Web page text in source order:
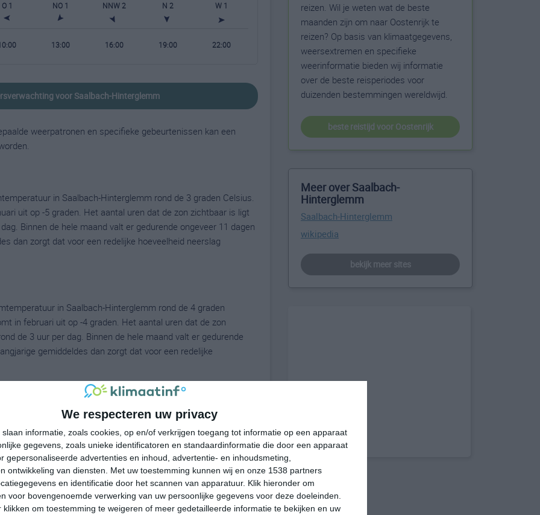
We respecteren uw privacy
slaan informatie, zoals cookies, op en/of verkrijgen toegang tot informatie op een apparaat
gegevens, zoals unieke identificatoren en standaardinformatie die door een apparaat
gepersonaliseerde advertenties en inhoud, advertentie- en inhoudsmeting,
ontwikkeling van diensten.
Met uw toestemming kunnen wij en onze 1538 partners
en identificatie door het scannen van apparatuur. Klik hieronder om
voor bovengenoemde verwerking van uw persoonlijke gegevens voor deze doeleinden.
klikken om toestemming te weigeren of meer gedetailleerde informatie te bekijken en uw
O 1 NO 1 NNW 2 N 2 W 1
13:00 16:00 19:00 22:00
voor Saalbach-Hinterglemm
weerpatronen en specifieke gebeurtenissen kan een
in Saalbach-Hinterglemm rond de 3 graden Celsius.
uit op -5 graden. Het aantal uren dat de zon zichtbaar is ligt
Binnen de hele maand valt er gedurende ongeveer 11 dagen
dan zorgt dat voor een redelijke hoeveelheid neerslag
in Saalbach-Hinterglemm rond de 4 graden
in februari uit op -4 graden. Het aantal uren dat de zon
de 3 uur per dag. Binnen de hele maand valt er gedurende
gemiddeldes dan zorgt dat voor een redelijke
in Saalbach-Hinterglemm rond de 8 graden Celsius.
uit op -1 graden. Het aantal uren dat de zon zichtbaar is ligt in
Binnen de hele maand valt er gedurende ongeveer 15 dagen
dan zorgt dat voor een redelijke hoeveelheid neerslag
reizen. Wil je weten wat de beste
maanden zijn om naar Oostenrijk te
reizen? Op basis van klimaatgegevens,
weersextremen en specifieke
weerinformatie bieden wij informatie
over de beste reisperiodes voor
duizenden bestemmingen wereldwijd.
beste reistijd voor Oostenrijk
Meer over Saalbach-
Hinterglemm
Saalbach-Hinterglemm
wikipedia
bekijk meer sites